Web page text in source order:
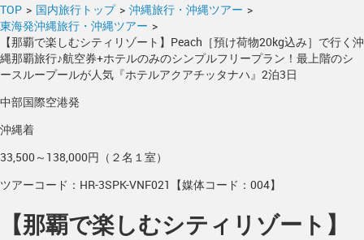
TOP > 国内旅行トップ > 沖縄旅行・沖縄ツアー >
東海発沖縄旅行・沖縄ツアー >
【那覇で楽しむシティリゾート】Peach［預け荷物20kg込み］で行く沖
縄那覇旅行♪航空券+ホテルのみのシンプルフリープラン！最上階のシ
ースループールが人気『ホテルアクアチッタナハ』2泊3日
中部国際空港発
沖縄着
33,500～138,000円（２名１室）
ツアーコード：HR-3SPK-VNF021【媒体コード：004】
【那覇で楽しむシティリゾート】